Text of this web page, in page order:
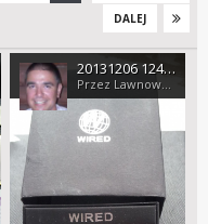
DALEJ
20131206 124324
Przez Lawnowerman